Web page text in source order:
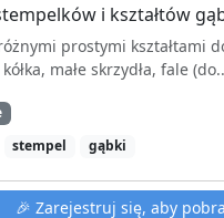
i kształtów
prostymi kształtami
małe skrzydła, fale
stempel gąbki
🎉 Zarejestruj się, aby